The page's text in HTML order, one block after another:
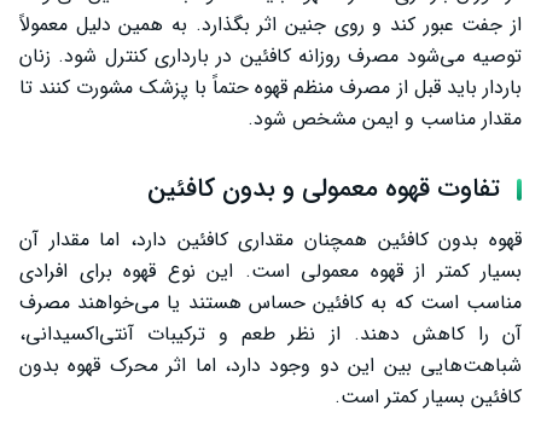
از جفت عبور کند و روی جنین اثر بگذارد. به همین دلیل معمولاً
توصیه می‌شود مصرف روزانه کافئین در بارداری کنترل شود. زنان
باردار باید قبل از مصرف منظم قهوه حتماً با پزشک مشورت کنند تا
مقدار مناسب و ایمن مشخص شود.
تفاوت قهوه معمولی و بدون کافئین
قهوه بدون کافئین همچنان مقداری کافئین دارد، اما مقدار آن
بسیار کمتر از قهوه معمولی است. این نوع قهوه برای افرادی
مناسب است که به کافئین حساس هستند یا می‌خواهند مصرف
آن را کاهش دهند. از نظر طعم و ترکیبات آنتی‌اکسیدانی،
شباهت‌هایی بین این دو وجود دارد، اما اثر محرک قهوه بدون
کافئین بسیار کمتر است.